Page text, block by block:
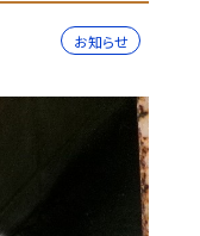
お知らせ